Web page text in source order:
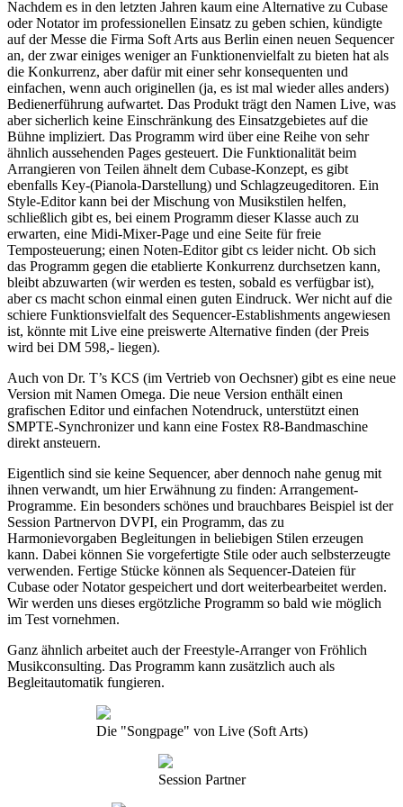
Nachdem es in den letzten Jahren kaum eine Alternative zu Cubase
oder Notator im professionellen Einsatz zu geben schien, kündigte
auf der Messe die Firma Soft Arts aus Berlin einen neuen Sequencer
an, der zwar einiges weniger an Funktionenvielfalt zu bieten hat als
die Konkurrenz, aber dafür mit einer sehr konsequenten und
einfachen, wenn auch originellen (ja, es ist mal wieder alles anders)
Bedienerführung aufwartet. Das Produkt trägt den Namen Live, was
aber sicherlich keine Einschränkung des Einsatzgebietes auf die
Bühne impliziert. Das Programm wird über eine Reihe von sehr
ähnlich aussehenden Pages gesteuert. Die Funktionalität beim
Arrangieren von Teilen ähnelt dem Cubase-Konzept, es gibt
ebenfalls Key-(Pianola-Darstellung) und Schlagzeugeditoren. Ein
Style-Editor kann bei der Mischung von Musikstilen helfen,
schließlich gibt es, bei einem Programm dieser Klasse auch zu
erwarten, eine Midi-Mixer-Page und eine Seite für freie
Temposteuerung; einen Noten-Editor gibt cs leider nicht. Ob sich
das Programm gegen die etablierte Konkurrenz durchsetzen kann,
bleibt abzuwarten (wir werden es testen, sobald es verfügbar ist),
aber cs macht schon einmal einen guten Eindruck. Wer nicht auf die
schiere Funktionsvielfalt des Sequencer-Establishments angewiesen
ist, könnte mit Live eine preiswerte Alternative finden (der Preis
wird bei DM 598,- liegen).
Auch von Dr. T’s KCS (im Vertrieb von Oechsner) gibt es eine neue
Version mit Namen Omega. Die neue Version enthält einen
grafischen Editor und einfachen Notendruck, unterstützt einen
SMPTE-Synchronizer und kann eine Fostex R8-Bandmaschine
direkt ansteuern.
Eigentlich sind sie keine Sequencer, aber dennoch nahe genug mit
ihnen verwandt, um hier Erwähnung zu finden: Arrangement-
Programme. Ein besonders schönes und brauchbares Beispiel ist der
Session Partnervon DVPI, ein Programm, das zu
Harmonievorgaben Begleitungen in beliebigen Stilen erzeugen
kann. Dabei können Sie vorgefertigte Stile oder auch selbsterzeugte
verwenden. Fertige Stücke können als Sequencer-Dateien für
Cubase oder Notator gespeichert und dort weiterbearbeitet werden.
Wir werden uns dieses ergötzliche Programm so bald wie möglich
im Test vornehmen.
Ganz ähnlich arbeitet auch der Freestyle-Arranger von Fröhlich
Musikconsulting. Das Programm kann zusätzlich auch als
Begleitautomatik fungieren.
Die "Songpage" von Live (Soft Arts)
Session Partner